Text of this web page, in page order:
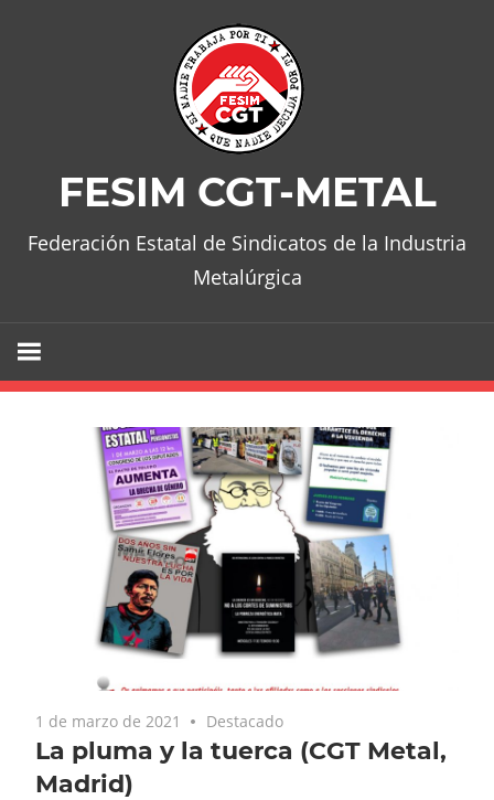
FESIM CGT-METAL
Federación Estatal de Sindicatos de la Industria
Metalúrgica
1 de marzo de 2021 Destacado
La pluma y la tuerca (CGT Metal,
Madrid)